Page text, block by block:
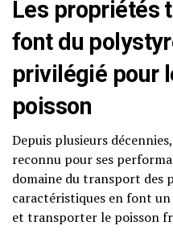
Les propriétés
font du
privilégié pour
poisson
Depuis plusieurs
reconnu pour ses
domaine du transport des
caractéristiques en font
et transporter le poisson